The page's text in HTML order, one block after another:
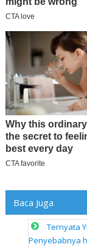
Baca Juga
Ternyata
Penyebabnya